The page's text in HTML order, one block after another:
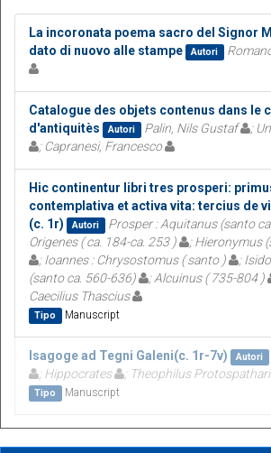
La incoronata poema sacro del Signor
dato di nuovo alle stampe
Autori
Catalogue des objets contenus dans le
d'antiquitès
Autori Palin, Nils Gustaf
;
; Capranesi, Francesco
Hic continentur libri tres prosperi:
contemplativa et activa vita: tercius de
(c. 1r)
Autori Prosper : Aquitanus (santo
Origenes ( ca. 184-ca. 253 )
; Hieronymus
; Ioannes : Chrysostomus ( santo )
;
(santo ca. 560-636)
; Alcuinus ( 735-804 )
Caecilius Thascius
Tipo Manuscript
Isagoge ad Tegni Galeni(c. 1r-7v) Autori
; Hippocrates
; Theophilus
Tipo Manuscript